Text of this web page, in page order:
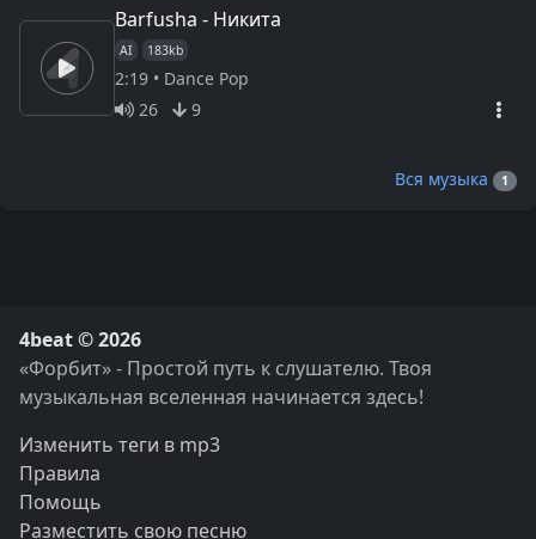
Barfusha - Никита
AI 183kb
2:19 • Dance Pop
26
9
Вся музыка 1
4beat © 2026
«Форбит» - Простой путь к слушателю. Твоя
музыкальная вселенная начинается здесь!
Изменить теги в mp3
Правила
Помощь
Разместить свою песню